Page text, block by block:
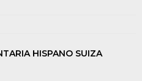
HISPANO SUIZA